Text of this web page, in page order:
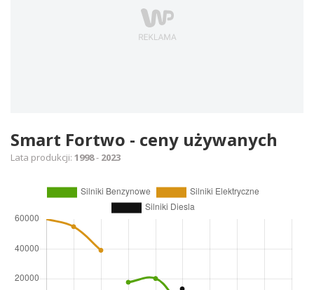
Smart Fortwo - ceny używanych
Lata produkcji: 1998- 2023